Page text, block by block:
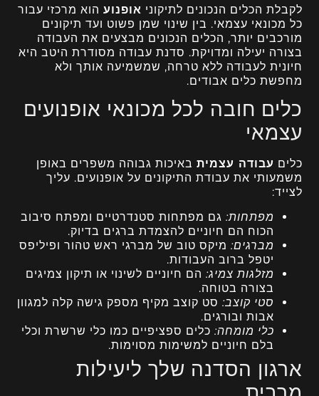
לקבלת הכלים הנכונים לתיקוני אופנוע הוא מרכזי עבור
כל מכונאי עצמאי. בין שינוי שמן פשוט ועד תיקונים
מורכבים יותר, הכלים הנכונים מבצעים את העבודה
בצורה יעילה ומדויקת. סדנת עבודה מסודרת היטב היא
חיונית לעבודה ללא טרחה, שמשמיעה אותך ולא
מחפשת כלים אבודים.
כלים חובה לכל מכונאי אופנועים
עצמאי
כלים עבודה עצמית באיכות גבוהה משפרים באופן
משמעותי את עבודת התיקונים על אופנועים. עליך
לצייד:
מפתחות: גם מפתחות סטנדרטיים ומפתח סיבוב
הכוח הם חיוניים להצמדת ברגים בדיוק.
מברגים: מיקס טוב של מברגי ראש טהור ופיליפס
יטפל ברוב העבודות.
מזלגות צמיג: הם חיוניים לשינוי או תיקון צמיגים
בצורה בטוחה.
סטי קוצב: סט קוצב מקיף מספק גישה קלה למגוון
אבות ובורגים.
כלי מומחה: כלים ספציפיים כמו כלי שרשרת וכלי
בלם חיוניים למשימות מסוימות.
ארגון הסדנה שלך ליעילות